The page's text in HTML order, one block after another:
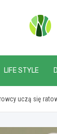
LIFE STYLE
uczą się